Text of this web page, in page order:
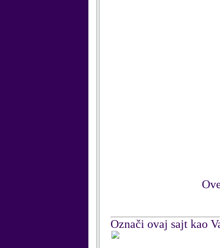
Označi ovaj sajt kao